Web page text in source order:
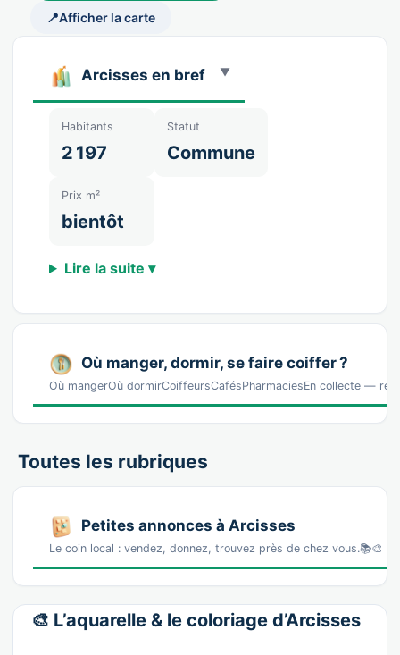
📍Afficher la carte
Arcisses en bref
Habitants
2 197
Statut
Commune
Prix m²
bientôt
Lire la suite ▾
Où manger, dormir, se faire coiffer ?
Où mangerOù dormirCoiffeursCafésPharmaciesEn collecte —
Toutes les rubriques
Petites annonces à Arcisses
Le coin local : vendez, donnez, trouvez près de chez vous.📚🎨
🎨 L’aquarelle & le coloriage d’Arcisses